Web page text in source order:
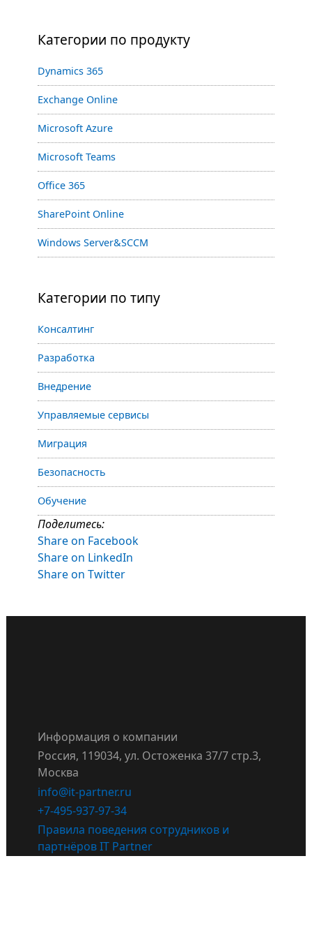
Категории по продукту
Dynamics 365
Exchange Online
Microsoft Azure
Microsoft Teams
Office 365
SharePoint Online
Windows Server&SCCM
Категории по типу
Консалтинг
Разработка
Внедрение
Управляемые сервисы
Миграция
Безопасность
Обучение
Поделитесь:
Share on Facebook
Share on LinkedIn
Share on Twitter
Информация о компании
Россия, 119034, ул. Остоженка 37/7 стр.3,
Москва
info@it-partner.ru
+7-495-937-97-34
Правила поведения сотрудников и
партнёров IT Partner